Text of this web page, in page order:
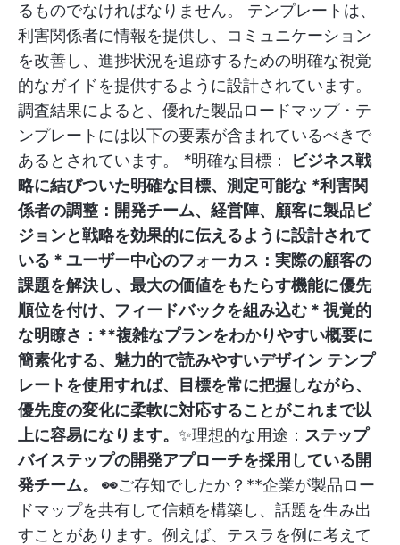
るものでなければなりません。 テンプレートは、
利害関係者に情報を提供し、コミュニケーション
を改善し、進捗状況を追跡するための明確な視覚
的なガイドを提供するように設計されています。
調査結果によると、優れた製品ロードマップ・テ
ンプレートには以下の要素が含まれているべきで
あるとされています。 *明確な目標：
ビジネス戦
略に結びついた明確な目標、測定可能な *利害関
係者の調整： 開発チーム、経営陣、顧客に製品ビ
ジョンと戦略を効果的に伝えるように設計されて
いる * ユーザー中心のフォーカス： 実際の顧客の
課題を解決し、最大の価値をもたらす機能に優先
順位を付け、フィードバックを組み込む * 視覚的
な明瞭さ：**複雑なプランをわかりやすい概要に
簡素化する、魅力的で読みやすいデザイン テンプ
レートを使用すれば、目標を常に把握しながら、
優先度の変化に柔軟に対応することがこれまで以
上に容易になります。 ✨理想的な用途： ステップ
バイステップの開発アプローチを採用している開
発チーム。 👀ご存知でしたか？**企業が製品ロー
ドマップを共有して信頼を構築し、話題を生み出
すことがあります。例えば、テスラを例に考えて